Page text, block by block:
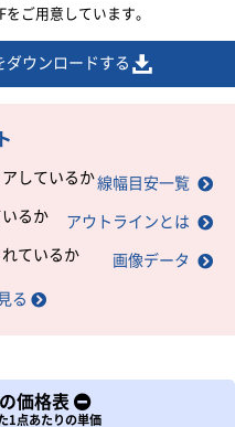
ご用意しています。
ダウンロードする
しているか線幅目安一覧
るか アウトラインとは
ているか 画像データ
る
価格表
1点あたりの単価